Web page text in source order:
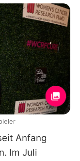
Anfang
Im Juli